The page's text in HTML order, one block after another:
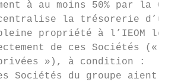
à au moins 50% par la
la trésorerie
propriété à l’IEOM
de ces Sociétés («
privées »), à condition :
Sociétés du groupe aient